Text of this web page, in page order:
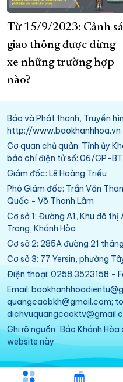
Từ 15/9/2023: Cảnh
giao thông được dừng
xe những trường hợp
nào?
Báo và Phát thanh, Truyền
http://www.baokhanhhoa.vn
Cơ quan chủ quản: Tỉnh ủy
báo chí điện tử số: 06/GP-
Giám đốc: Lê Hoàng Triều
Phó Giám đốc: Trần Văn
Quốc - Võ Thanh Lâm
Cơ sở 1: Đường A1, Khu đô
Trang, Khánh Hòa
Cơ sở 2: 285A đường 21
Cơ sở 3: 77 Yersin, phường
Điện thoại: 0258.3523158 -
Email:
quangcaobkh@gmail.com;
Ghi rõ nguồn "Báo Khánh
website này